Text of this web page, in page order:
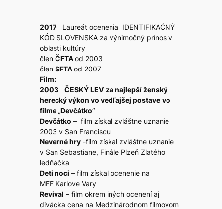
2017 Laureát ocenenia IDENTIFIKAĆNÝ
KÓD SLOVENSKA za výnimočný prínos v
oblasti kultúry
člen ČFTAod 2003
člen SFTAod 2007
Film:
2003 ČESKÝ LEV za najlepší ženský
herecký výkon vo vedľajšej postave vo
filme „Devčátko“
Devčátko – film získal zvláštne uznanie
2003 v San Franciscu
Neverné hry-film získal zvláštne uznanie
v San Sebastiane, Finále Plzeň Zlatého
ledňáčka
Deti noci – film získal ocenenie na
MFF Karlove Vary
Revival – film okrem iných ocenení aj
divácka cena na Medzinárodnom filmovom